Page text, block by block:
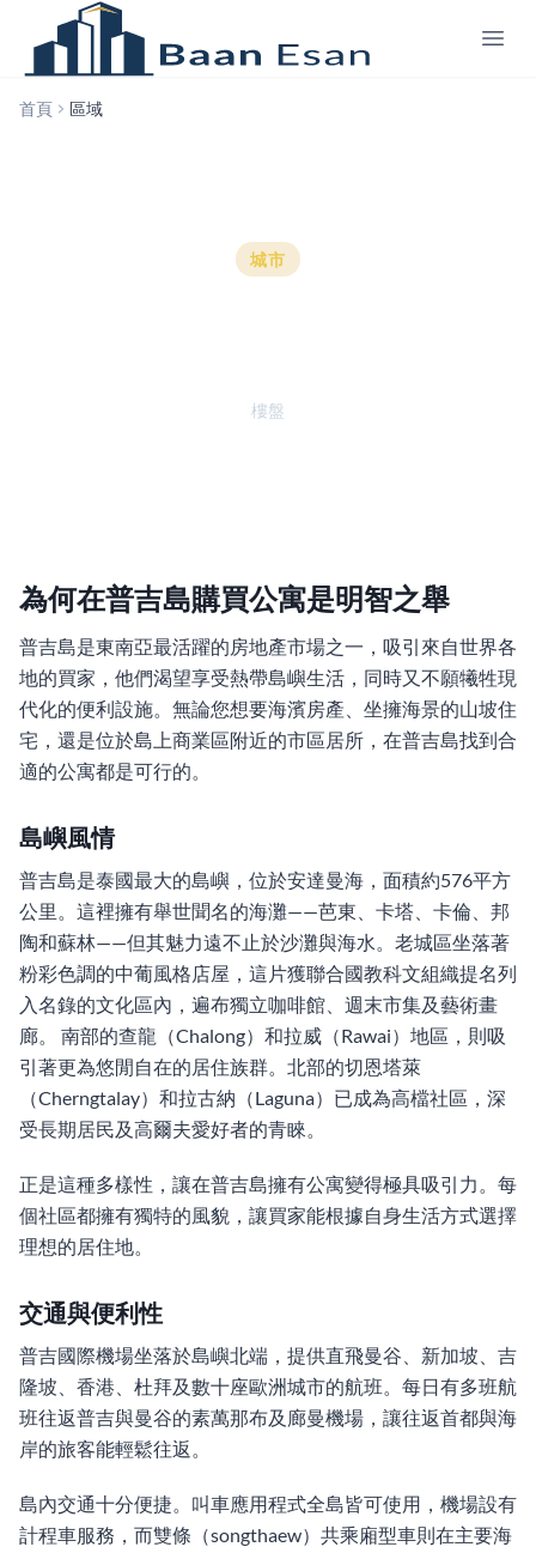
首頁 區域
城市
樓盤
為何在普吉島購買公寓是明智之舉
普吉島是東南亞最活躍的房地產市場之一，吸引來自世界各
地的買家，他們渴望享受熱帶島嶼生活，同時又不願犧牲現
代化的便利設施。無論您想要海濱房產、坐擁海景的山坡住
宅，還是位於島上商業區附近的市區居所，在普吉島找到合
適的公寓都是可行的。
島嶼風情
普吉島是泰國最大的島嶼，位於安達曼海，面積約576平方
公里。這裡擁有舉世聞名的海灘——芭東、卡塔、卡倫、邦
陶和蘇林——但其魅力遠不止於沙灘與海水。老城區坐落著
粉彩色調的中葡風格店屋，這片獲聯合國教科文組織提名列
入名錄的文化區內，遍布獨立咖啡館、週末市集及藝術畫
廊。 南部的查龍（Chalong）和拉威（Rawai）地區，則吸
引著更為悠閒自在的居住族群。北部的切恩塔萊
（Cherngtalay）和拉古納（Laguna）已成為高檔社區，深
受長期居民及高爾夫愛好者的青睞。
正是這種多樣性，讓在普吉島擁有公寓變得極具吸引力。每
個社區都擁有獨特的風貌，讓買家能根據自身生活方式選擇
理想的居住地。
交通與便利性
普吉國際機場坐落於島嶼北端，提供直飛曼谷、新加坡、吉
隆坡、香港、杜拜及數十座歐洲城市的航班。每日有多班航
班往返普吉與曼谷的素萬那布及廊曼機場，讓往返首都與海
岸的旅客能輕鬆往返。
島內交通十分便捷。叫車應用程式全島皆可使用，機場設有
計程車服務，而雙條（songthaew）共乘廂型車則在主要海